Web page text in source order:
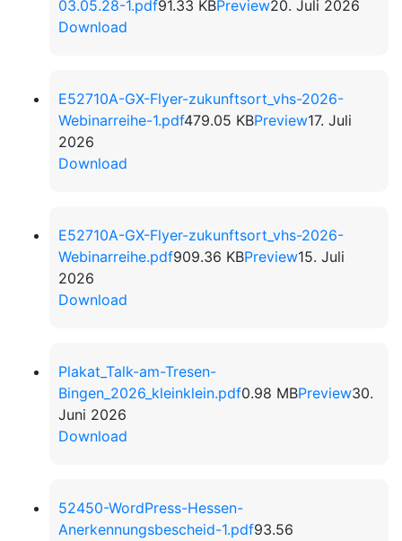
03.05.28-1.pdf91.33 KBPreview20. Juli 2026
Download
E52710A-GX-Flyer-zukunftsort_vhs-2026-
Webinarreihe-1.pdf479.05 KBPreview17. Juli
2026
Download
E52710A-GX-Flyer-zukunftsort_vhs-2026-
Webinarreihe.pdf909.36 KBPreview15. Juli
2026
Download
Plakat_Talk-am-Tresen-
Bingen_2026_kleinklein.pdf0.98 MBPreview30.
Juni 2026
Download
52450-WordPress-Hessen-
Anerkennungsbescheid-1.pdf93.56